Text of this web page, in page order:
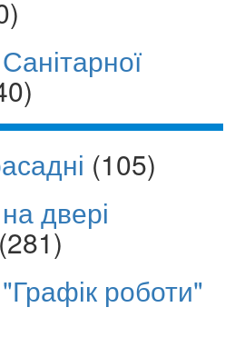
(105)
двері
(281)
роботи"